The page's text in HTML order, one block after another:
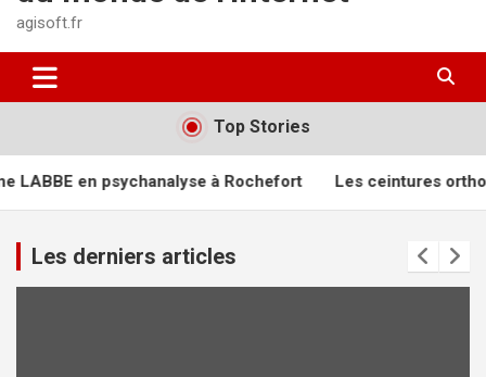
agisoft.fr
Top Stories
à Rochefort Les ceintures orthopédiques
Les derniers articles